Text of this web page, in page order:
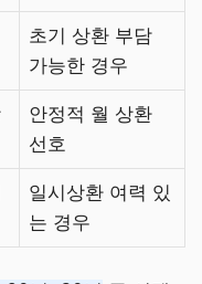
초기 상환 부담
가능한 경우
안정적 월 상환
선호
일시상환 여력 있
는 경우